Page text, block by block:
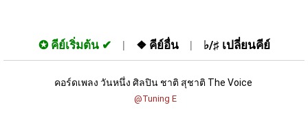
✪ คีย์เริ่มต้น ❖ คีย์อื่น ♭/♯ เปลี่ยนคีย์
คอร์ดเพลง วันหนึ่ง ศิลปิน ชาติ สุชาติ The Voice
@Tuning E